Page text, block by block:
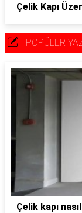
Çelik Kapı
POPÜLER
Çelik kapı